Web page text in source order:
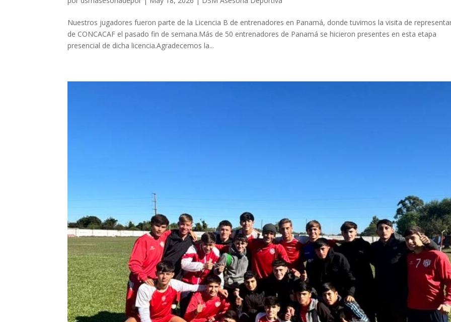
Nuestros jugadores fueron parte de la Licencia B de entrenadores en Panamá, donde tuvimos la visita de
de CONCACAF el pasado fin de semana.Más de 50 entrenadores de Panamá se hicieron presentes en esta etapa
presencial de dicha licencia.Agradecemos la...